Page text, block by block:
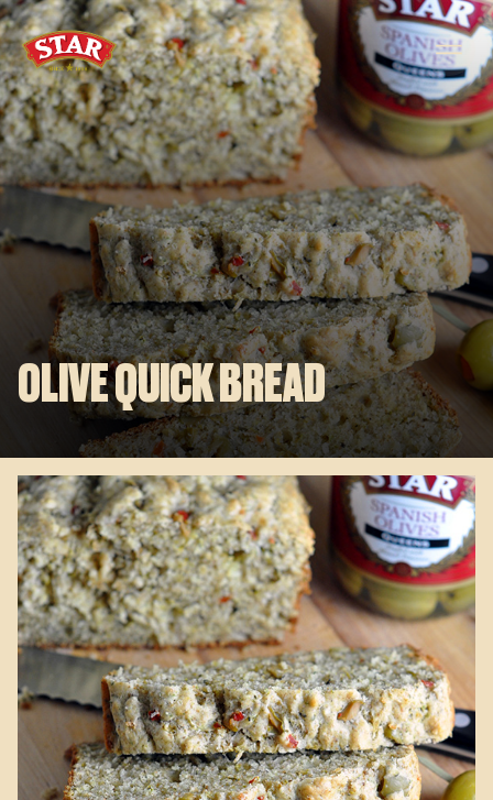
Skip to content
OLIVE QUICK BREAD